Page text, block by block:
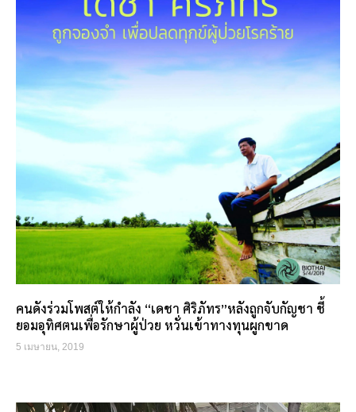
คนดังร่วมโพสต์ให้กำลัง “เดชา ศิริภัทร”หลังถูกจับกัญชา ชี้
ยอมอุทิศตนเพื่อรักษาผู้ป่วย หวั่นเข้าทางทุนผูกขาด
5 เมษายน, 2019